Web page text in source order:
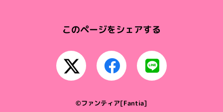
このページをシェアする
©ファンティア[Fantia]